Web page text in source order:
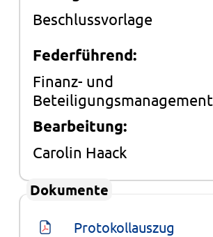
Beschlussvorlage
Federführend:
Finanz- und
Beteiligungsmanagement
Bearbeitung:
Carolin Haack
Dokumente
Protokollauszug